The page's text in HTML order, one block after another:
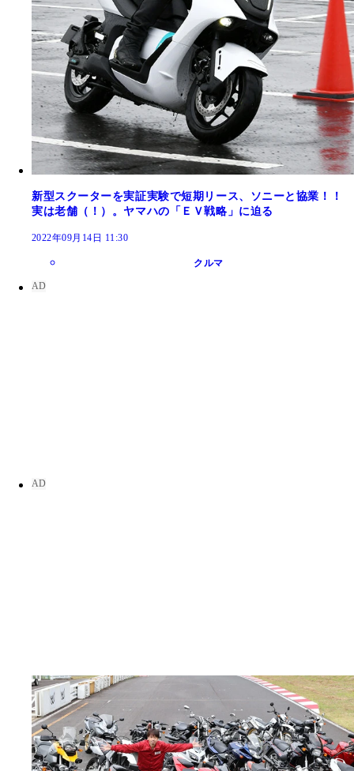
新型スクーターを実証実験で短期リース、ソニーと協業！！
実は老舗（！）。ヤマハの「ＥＶ戦略」に迫る
2022年09月14日 11:30
クルマ